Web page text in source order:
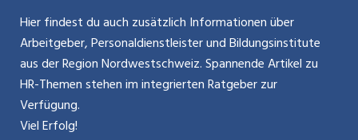
Führung
Bewerbung / Neuorientierung
Aktionen / News
jobbasel.ch
jobbern.ch
jobmittelland.ch
jobzüri.ch
Hier findest du auch zusätzlich Informationen über
Arbeitgeber, Personaldienstleister und Bildungsinstitute
aus der Region Nordwestschweiz. Spannende Artikel zu
HR-Themen stehen im integrierten Ratgeber zur
Verfügung.
Viel Erfolg!